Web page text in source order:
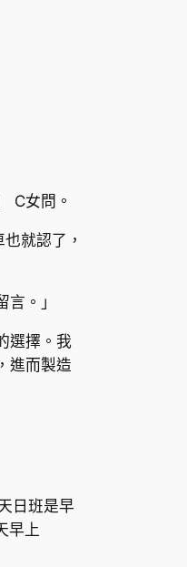
C女問。
就認了，
。」
選擇。我
進而製造
日班是早
早上